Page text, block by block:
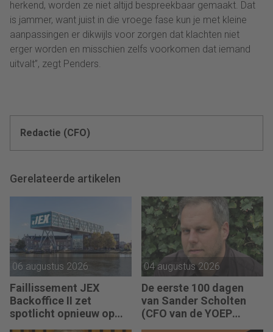
herkend, worden ze niet altijd bespreekbaar gemaakt. Dat
is jammer, want juist in die vroege fase kun je met kleine
aanpassingen er dikwijls voor zorgen dat klachten niet
erger worden en misschien zelfs voorkomen dat iemand
uitvalt”, zegt Penders.
Redactie (CFO)
Gerelateerde artikelen
06 augustus 2026
Faillissement JEX
Backoffice II zet
spotlicht opnieuw op
04 augustus 2026
De eerste 100 dagen
van Sander Scholten
(CFO van de YOEP